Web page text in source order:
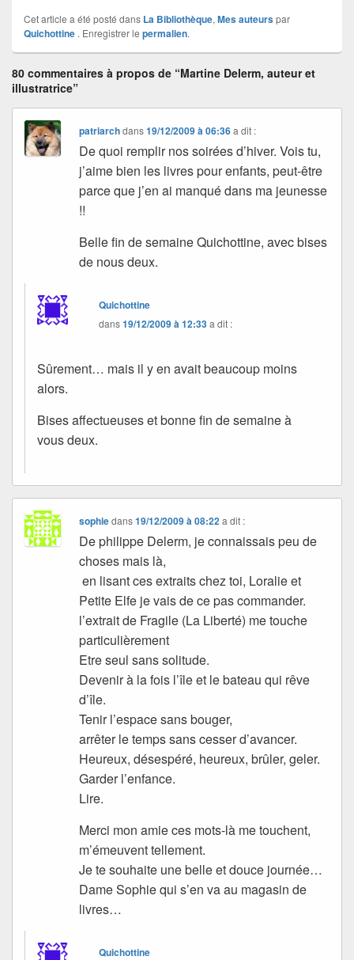
Cet article a été posté dans La Bibliothèque, Mes auteurspar
Quichottine . Enregistrer le permalien.
80 commentaires à propos de “Martine Delerm, auteur et
illustratrice”
patriarchdans19/12/2009 à 06:36 a dit :
De quoi remplir nos soirées d’hiver. Vois tu,
j’aime bien les livres pour enfants, peut-être
parce que j’en ai manqué dans ma jeunesse
!!
Belle fin de semaine Quichottine, avec bises
de nous deux.
Quichottine
dans19/12/2009 à 12:33a dit :
Sûrement… mais il y en avait beaucoup moins
alors.
Bises affectueuses et bonne fin de semaine à
vous deux.
sophiedans19/12/2009 à 08:22 a dit :
De philippe Delerm, je connaissais peu de
choses mais là,
en lisant ces extraits chez toi, Loralie et
Petite Elfe je vais de ce pas commander.
l’extrait de Fragile (La Liberté) me touche
particulièrement
Etre seul sans solitude.
Devenir à la fois l’île et le bateau qui rêve
d’île.
Tenir l’espace sans bouger,
arrêter le temps sans cesser d’avancer.
Heureux, désespéré, heureux, brûler, geler.
Garder l’enfance.
Lire.
Merci mon amie ces mots-là me touchent,
m’émeuvent tellement.
Je te souhaite une belle et douce journée…
Dame Sophie qui s’en va au magasin de
livres…
Quichottine